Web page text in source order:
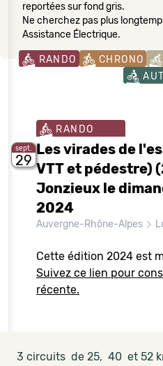
reportées sur fond gris.
Ne cherchez pas plus
Assistance Électrique.
RANDO CHRONO
sept.
29
RANDO
Les virades de
VTT et pédestre)
Jonzieux le
2024
Auvergne-Rhône-Alpes
Cette édition 2024 est
Suivez ce lien pour
récente.
3 circuits de 25, 40 et 52